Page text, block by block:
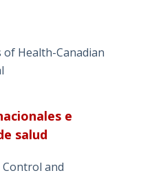
Health-Canadian
e
salud
and